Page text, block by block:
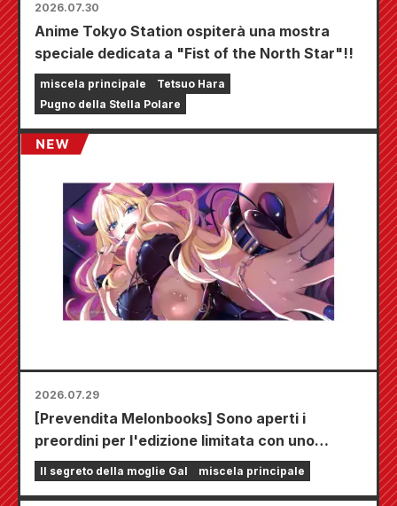
2026.07.30
Anime Tokyo Station ospiterà una mostra
speciale dedicata a "Fist of the North Star"!!
miscela principale
Tetsuo Hara
Pugno della Stella Polare
2026.07.29
[Prevendita Melonbooks] Sono aperti i
preordini per l'edizione limitata con uno
speciale tappetino da gioco che raffigura una
splendida illustrazione di Fuyuki Tojo
Il segreto della moglie Gal miscela principale